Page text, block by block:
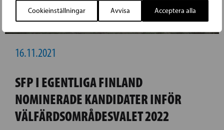
Cookieinställningar Avvisa Acceptera alla
16.11.2021
SFP I EGENTLIGA FINLAND
NOMINERADE KANDIDATER INFÖR
VÄLFÄRDSOMRÅDESVALET 2022